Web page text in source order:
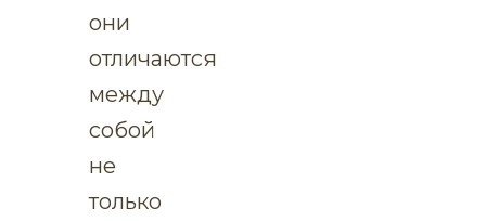
они
отличаются
между
собой
не
только